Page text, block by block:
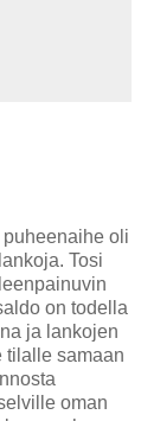
oli
Tosi
on todella
ja lankojen
tilalle samaan
oman